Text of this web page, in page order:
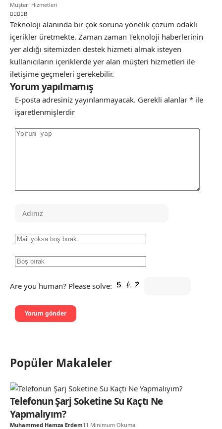
Müşteri Hizmetleri
Teknoloji alanında bir çok soruna yönelik çözüm odaklı
içerikler üretmekte. Zaman zaman Teknoloji haberlerinin
yer aldığı sitemizden destek hizmeti almak isteyen
kullanıcıların içeriklerde yer alan müşteri hizmetleri ile
iletişime geçmeleri gerekebilir.
Yorum yapılmamış
E-posta adresiniz yayınlanmayacak. Gerekli alanlar * ile
işaretlenmişlerdir
Are you human? Please solve:
Popüler Makaleler
Telefonun Şarj Soketine Su Kaçtı Ne
Yapmalıyım?
Muhammed Hamza Erdem11 Minimum Okuma